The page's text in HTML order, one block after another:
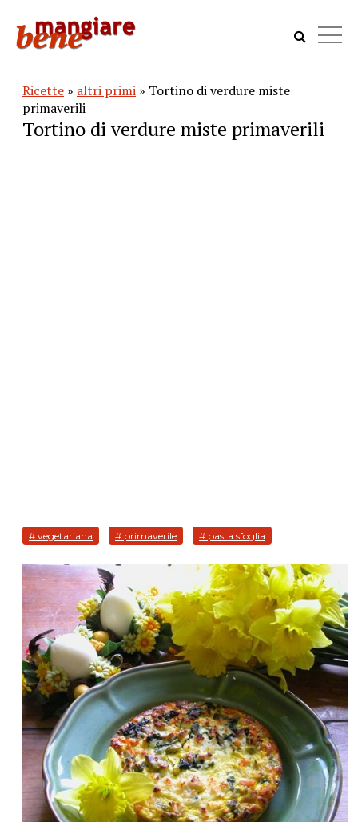
Ricette » altri primi » Tortino di verdure miste
primaverili
Tortino di verdure miste primaverili
# vegetariana # primaverile # pasta sfoglia